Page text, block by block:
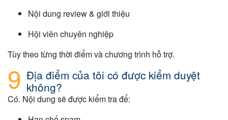
Nội dung review & giới thiệu
Hội viên chuyên nghiệp
Tùy theo từng thời điểm và chương trình hỗ trợ.
Địa điểm của tôi có được kiểm duyệt
không?
Có. Nội dung sẽ được kiểm tra để: